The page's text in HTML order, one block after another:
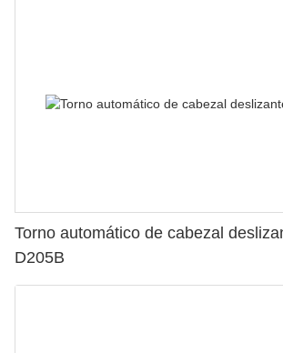
Torno automático de cabezal
D205B